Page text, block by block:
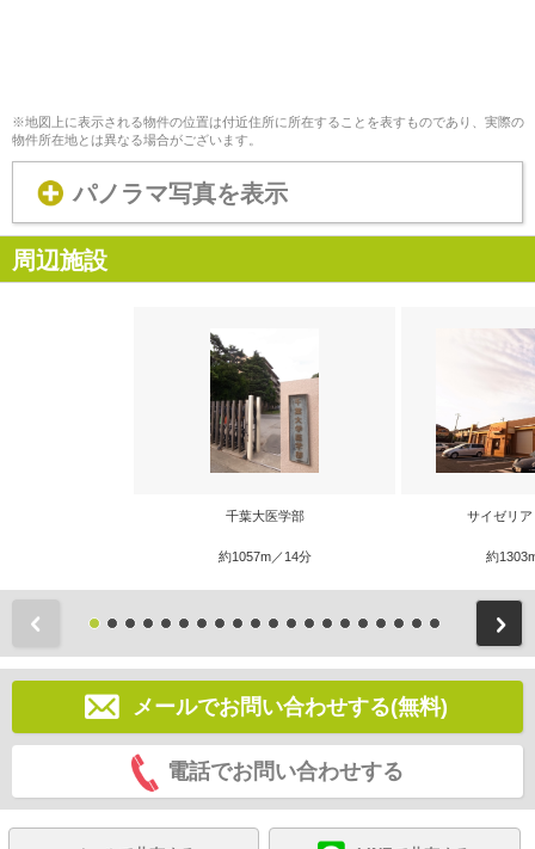
※地図上に表示される物件の位置は付近住所に所在することを表すものであり、実際の
物件所在地とは異なる場合がございます。
パノラマ写真を表示
周辺施設
千葉大医学部
約1057m／14分
サイゼリ
約
メールでお問い合わせする(無料)
電話でお問い合わせする